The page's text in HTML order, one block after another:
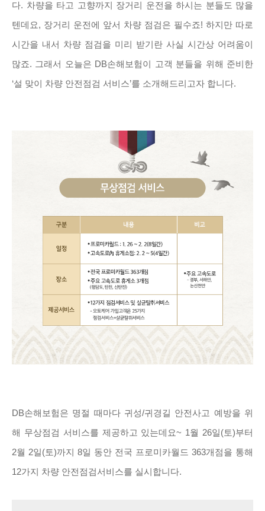
다. 차량을 타고 고향까지 장거리 운전을 하시는 분들도 많을
텐데요, 장거리 운전에 앞서 차량 점검은 필수죠! 하지만 따로
시간을 내서 차량 점검을 미리 받기란 사실 시간상 어려움이
많죠. 그래서 오늘은 DB손해보험이 고객 분들을 위해 준비한
‘설 맞이 차량 안전점검 서비스’를 소개해드리고자 합니다.
DB손해보험은 명절 때마다 귀성/귀경길 안전사고 예방을 위
해 무상점검 서비스를 제공하고 있는데요~ 1월 26일(토)부터
2월 2일(토)까지 8일 동안 전국 프로미카월드 363개점을 통해
12가지 차량 안전점검서비스를 실시합니다.